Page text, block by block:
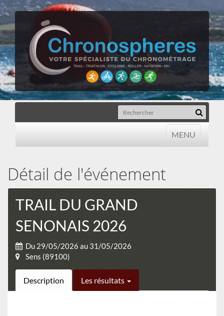
MENU
MENU
Détail de l'événement
TRAIL DU GRAND
SENONAIS 2026
Du 29/05/2026 au 31/05/2026
Sens (89100)
Description Les résultats